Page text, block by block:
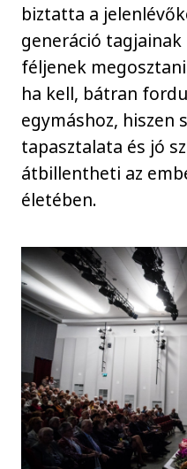
biztatta a
generáció
féljenek
ha kell, bátran
egymáshoz, hiszen
tapasztalata és jó
átbillentheti az
életében.